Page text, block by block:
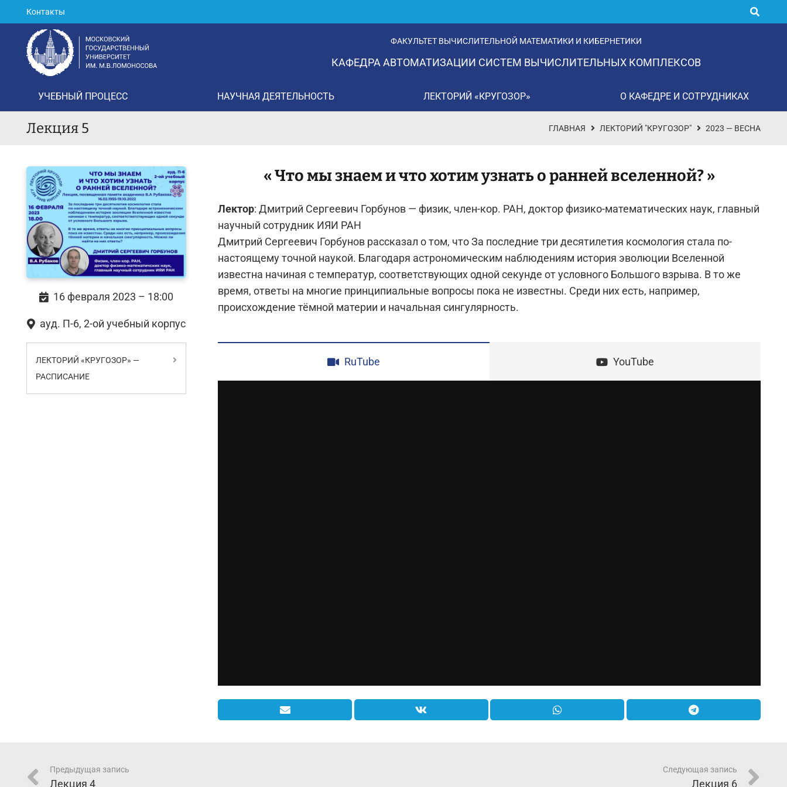
Контакты
ФАКУЛЬТЕТ ВЫЧИСЛИТЕЛЬНОЙ МАТЕМАТИКИ И КИБЕРНЕТИКИ
КАФЕДРА АВТОМАТИЗАЦИИ СИСТЕМ ВЫЧИСЛИТЕЛЬНЫХ КОМПЛЕКСОВ
УЧЕБНЫЙ ПРОЦЕСС НАУЧНАЯ ДЕЯТЕЛЬНОСТЬ ЛЕКТОРИЙ «КРУГОЗОР» О КАФЕДРЕ И СОТРУДНИКАХ
Лекция 5 ГЛАВНАЯ ЛЕКТОРИЙ "КРУГОЗОР" 2023 — ВЕСНА
16 февраля 2023 – 18:00
ауд. П-6, 2-ой учебный корпус
ЛЕКТОРИЙ «КРУГОЗОР» —
РАСПИСАНИЕ
«Что мы знаем и что хотим узнать о ранней вселенной?»
Лектор: Дмитрий Сергеевич Горбунов — физик, член-кор. РАН, доктор физико-математических наук, главный
научный сотрудник ИЯИ РАН
Дмитрий Сергеевич Горбунов рассказал о том, что За последние три десятилетия космология стала по-
настоящему точной наукой. Благодаря астрономическим наблюдениям история эволюции Вселенной
известна начиная с температур, соответствующих одной секунде от условного Большого взрыва. В то же
время, ответы на многие принципиальные вопросы пока не известны. Среди них есть, например,
происхождение тёмной материи и начальная сингулярность.
RuTube YouTube
Предыдущая запись
Лекция 4
Следующая запись
Лекция 6